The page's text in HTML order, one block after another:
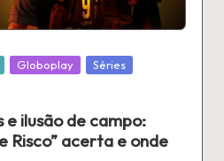
Globoplay
Séries
e ilusão de campo:
Risco” acerta e onde